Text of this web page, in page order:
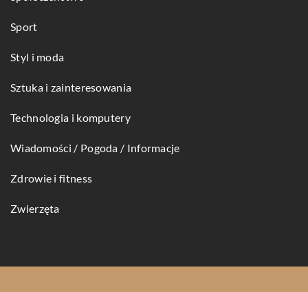
Sport
Styl i moda
Sztuka i zainteresowania
Technologia i komputery
Wiadomości / Pogoda / Informacje
Zdrowie i fitness
Zwierzęta